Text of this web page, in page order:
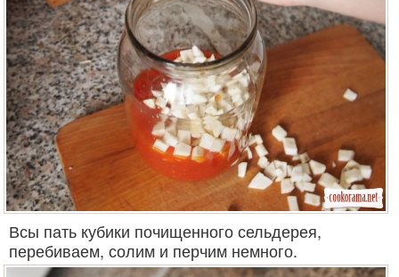
Всы пать кубики почищенного сельдерея,
перебиваем, солим и перчим немного.